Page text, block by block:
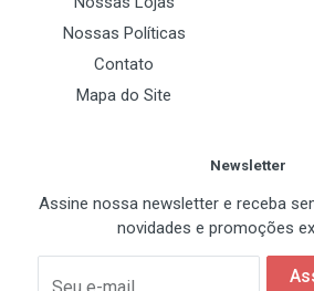
Nossas Políticas
Contato
Mapa do Site
Newsletter
Assine nossa newsletter e receba
novidades e promoções